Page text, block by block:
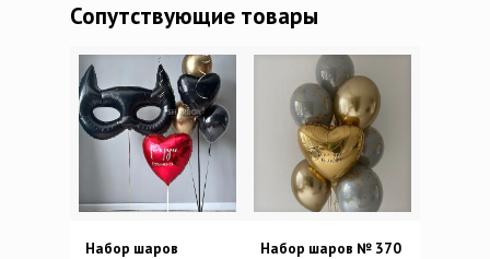
Сопутствующие товары
Набор шаров
Набор шаров № 370